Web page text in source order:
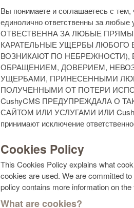
Вы понимаете и соглашаетесь с
единолично ответственны за
ОТВЕСТВЕННА ЗА ЛЮБЫЕ
КАРАТЕЛЬНЫЕ УЩЕРБЫ ЛЮБОГО
ВОЗНИКАЮТ ПО
ОБРАЩЕНИЕМ, ДОВЕРИЕМ,
УЩЕРБАМИ, ПРИНЕСЕННЫМИ
ПОЛУЧЕННЫМИ ОТ ПОТЕРИ
CushyCMS ПРЕДУПРЕЖДАЛА О
САЙТОМ ИЛИ УСЛУГАМИ ИЛИ
принимают исключение
Cookies Policy
This Cookies Policy explains what
cookies are used. We are committed
policy contains more information on the
What are cookies?